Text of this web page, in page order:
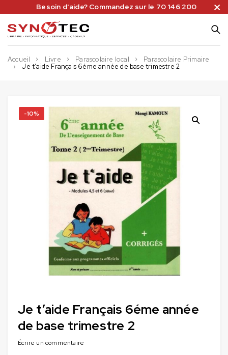
Besoin d'aide? Commandez sur le 70 146 200
Accueil Livre Parascolaire local
Parascolaire Primaire
Je t’aide Français 6éme année de base trimestre 2
-10%
Je t’aide Français 6éme année
de base trimestre 2
Écrire un commentaire